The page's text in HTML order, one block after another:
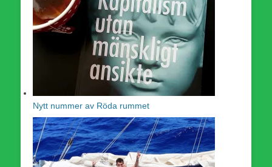
Nytt nummer av Röda rummet